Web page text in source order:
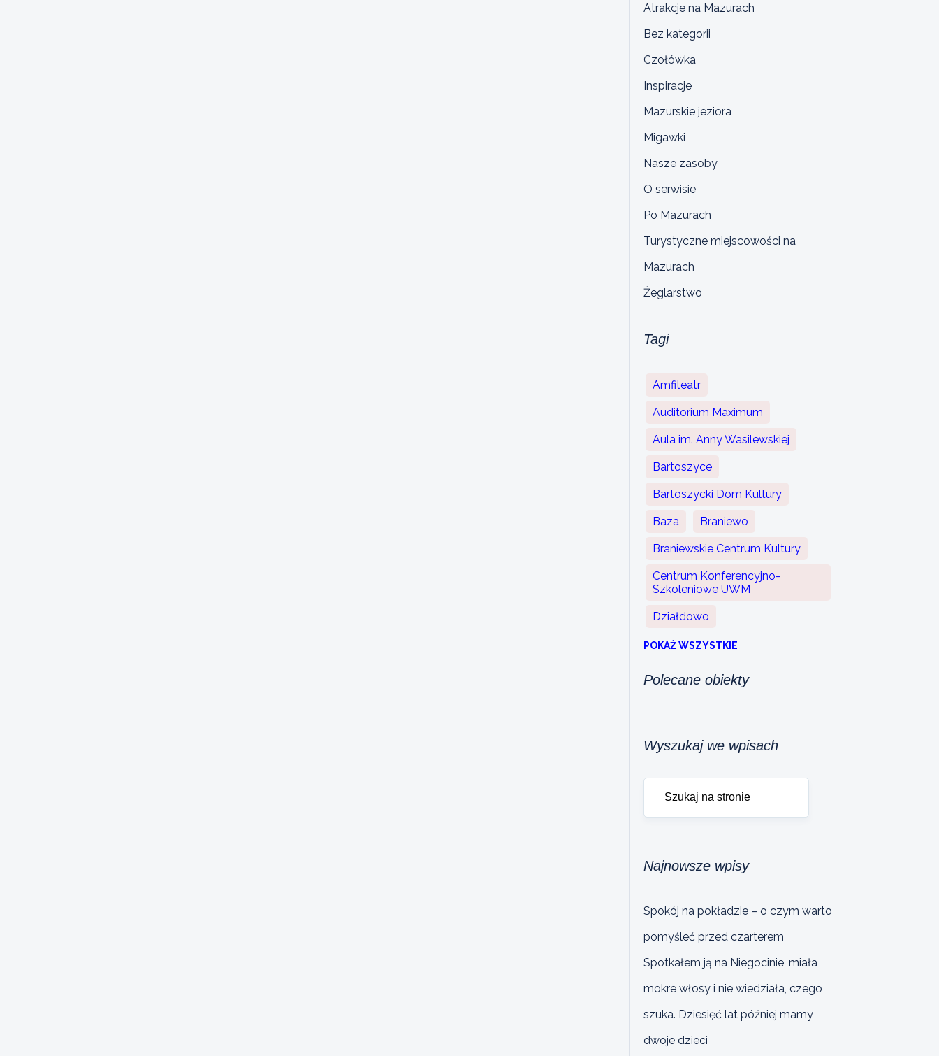
Atrakcje na Mazurach
Bez kategorii
Czołówka
Inspiracje
Mazurskie jeziora
Migawki
Nasze zasoby
O serwisie
Po Mazurach
Turystyczne miejscowości na
Mazurach
Żeglarstwo
Tagi
Amfiteatr
Auditorium Maximum
Aula im. Anny Wasilewskiej
Bartoszyce
Bartoszycki Dom Kultury
Baza Braniewo
Braniewskie Centrum Kultury
Centrum Konferencyjno-
Szkoleniowe UWM
Działdowo
POKAŻ WSZYSTKIE
Polecane obiekty
Wyszukaj we wpisach
Najnowsze wpisy
Spokój na pokładzie – o czym warto
pomyśleć przed czarterem
Spotkałem ją na Niegocinie, miała
mokre włosy i nie wiedziała, czego
szuka. Dziesięć lat później mamy
dwoje dzieci